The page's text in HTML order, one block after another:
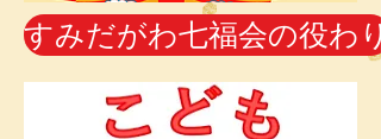
すみだがわ七福会の役わり